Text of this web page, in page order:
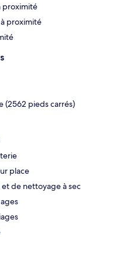
proximité
proximité
(2562 pieds carrés)
place
de nettoyage à sec